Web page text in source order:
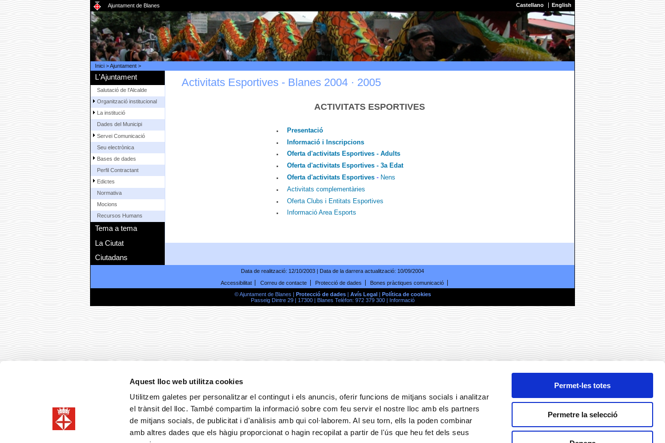
Aquest lloc web utilitza cookies
Utilitzem galetes per personalitzar el contingut i els anuncis, oferir funcions de mitjans socials i analitzar
el trànsit del lloc. També compartim la informació sobre com feu servir el nostre lloc amb els partners
de mitjans socials, de publicitat i d'anàlisis amb qui col·laborem. Al seu torn, ells la poden combinar
amb altres dades que els hàgiu proporcionat o hagin recopilat a partir de l'ús que heu fet dels seus
Permet-les totes
Permetre la selecció
Ajuntament de Blanes Castellano English
Inici>Ajuntament>
L'Ajuntament
Salutació de l'Alcalde
Organització institucional
La institució
Dades del Municipi
Servei Comunicació
Seu electrònica
Bases de dades
Perfil Contractant
Edictes
Normativa
Mocions
Recursos Humans
Tema a tema
La Ciutat
Ciutadans
Activitats Esportives - Blanes 2004 · 2005
ACTIVITATS ESPORTIVES
Presentació
Informació i Inscripcions
Oferta d'activitats Esportives - Adults
Oferta d'activitats Esportives - 3a Edat
Oferta d'activitats Esportives- Nens
Activitats complementàries
Oferta Clubs i Entitats Esportives
Informació Area Esports
Data de realització: 12/10/2003 | Data de la darrera actualització: 10/09/2004
Accessibilitat
Correu de contacte Protecció de dades
Bones pràctiques comunicació
© Ajuntament de Blanes | Protecció de dades| Avís Legal| Política de cookies
Passeig Dintre 29 | 17300 | Blanes Telèfon: 972 379 300 | Informació